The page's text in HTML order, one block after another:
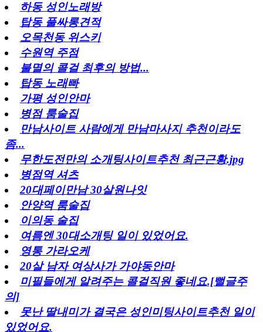
하동 성인노래방
탑동 풀싸롱견적
오목천동 위스키
수원역 주점
불멸의 콜걸 최후의 방법...
탑동 노래빠
가평 성인안마
병점 룸술집
만남사이트 사람에게 만남마사지 추천이라도
좀...
무한도전만의 소개팅사이트추천 최근근황.jpg
병점역 셔츠
20대페이만남 30살원나잇
안양역 룸술집
이의동 술집
여름엔 30대소개팅 일이 있었어요.
영통 가라오케
20살 남자 여상사가 가야동안마
미필들에게 알려주는 콜걸직원 좋네요.[뻘글주
의]
못난 딸내미가 결국은 성인미팅사이트추천 일이
있었어요.